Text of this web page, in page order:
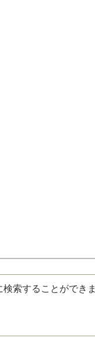
索することができま